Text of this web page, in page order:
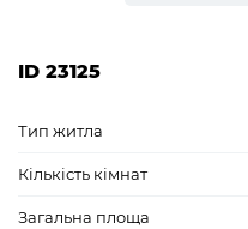
ID 23125
Тип житла
Кількість кімнат
Загальна площа